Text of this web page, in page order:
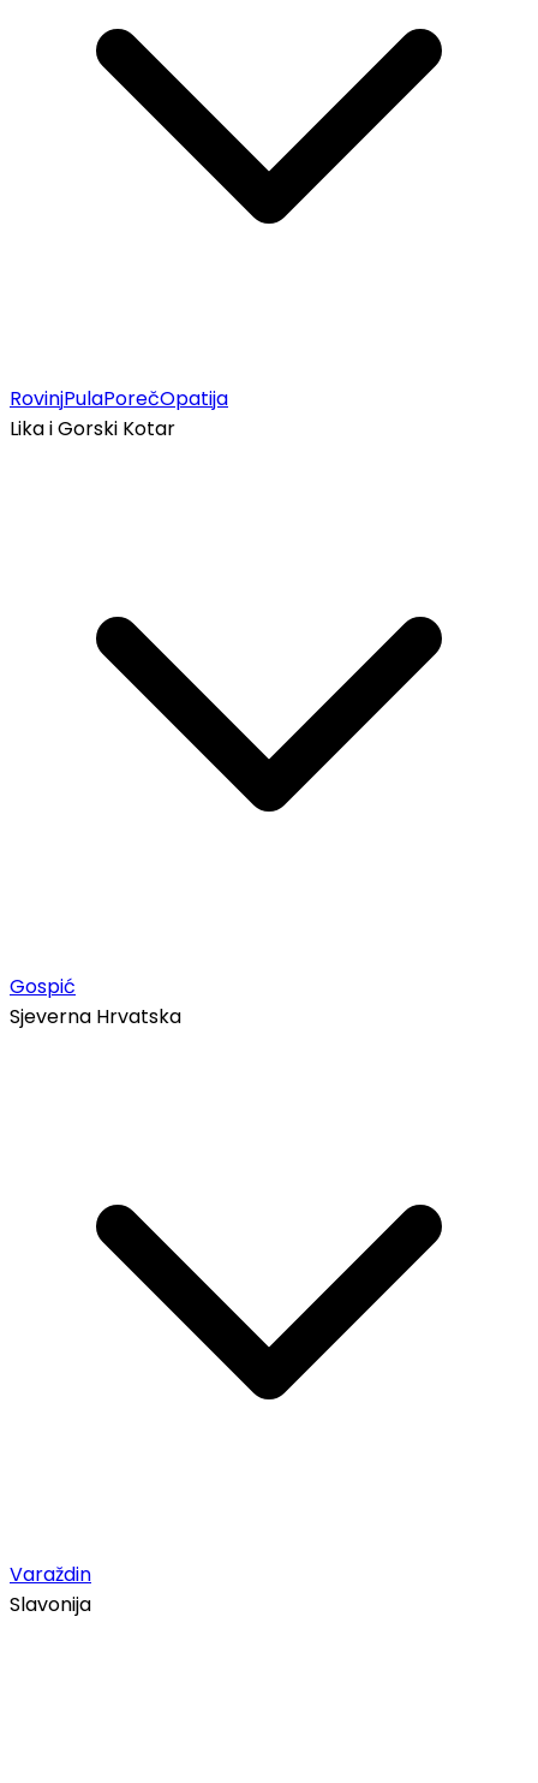
RovinjPulaPorečOpatija
Lika i Gorski Kotar
Gospić
Sjeverna Hrvatska
Varaždin
Slavonija